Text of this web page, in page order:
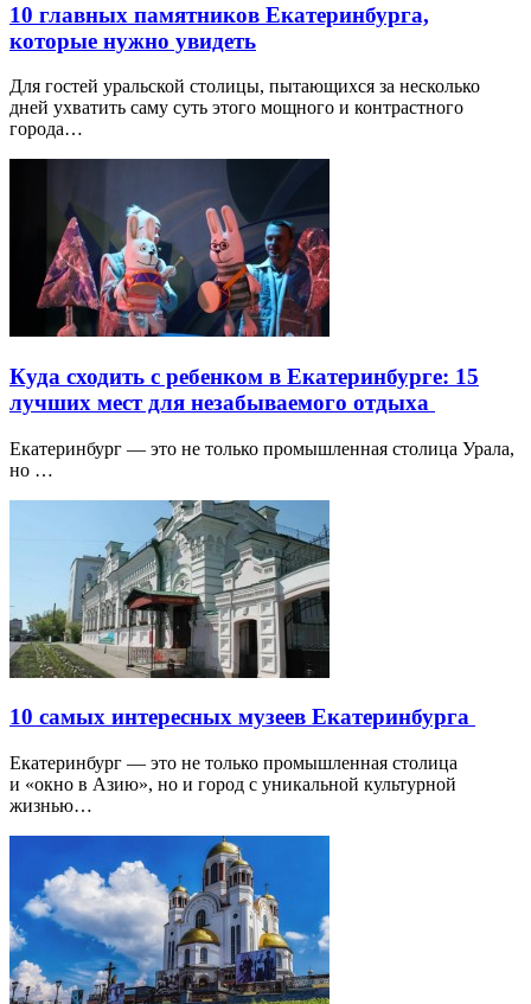
10 главных памятников Екатеринбурга,
которые нужно увидеть
Для гостей уральской столицы, пытающихся за несколько
дней ухватить саму суть этого мощного и контрастного
города…
Куда сходить с ребенком в Екатеринбурге: 15
лучших мест для незабываемого отдыха
Екатеринбург — это не только промышленная столица Урала,
но …
10 самых интересных музеев Екатеринбурга
Екатеринбург — это не только промышленная столица
и «окно в Азию», но и город с уникальной культурной
жизнью…